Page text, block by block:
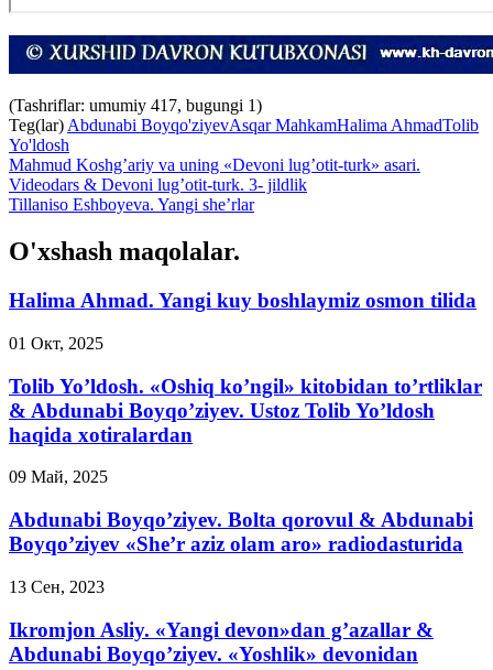
(Tashriflar: umumiy 417, bugungi 1)
Teg(lar)Abdunabi Boyqo'ziyevAsqar MahkamHalima AhmadTolib
Yo'ldosh
Mahmud Koshg’ariy va uning «Devoni lug’otit-turk» asari.
Videodars & Devoni lug’otit-turk. 3- jildlik
Tillaniso Eshboyeva. Yangi she’rlar
O'xshash maqolalar.
Halima Ahmad. Yangi kuy boshlaymiz osmon tilida
01 Окт, 2025
Tolib Yo’ldosh. «Oshiq ko’ngil» kitobidan to’rtliklar
& Abdunabi Boyqo’ziyev. Ustoz Tolib Yo’ldosh
haqida xotiralardan
09 Май, 2025
Abdunabi Boyqo’ziyev. Bolta qorovul & Abdunabi
Boyqo’ziyev «She’r aziz olam aro» radiodasturida
13 Сен, 2023
Ikromjon Asliy. «Yangi devon»dan g’azallar &
Abdunabi Boyqo’ziyev. «Yoshlik» devonidan